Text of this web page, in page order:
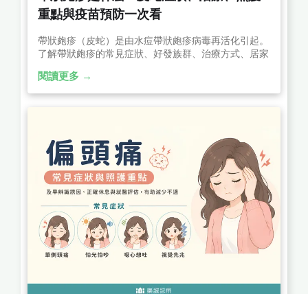
重點與疫苗預防一次看
帶狀皰疹（皮蛇）是由水痘帶狀皰疹病毒再活化引起。
了解帶狀皰疹的常見症狀、好發族群、治療方式、居家
關鍵。
閱讀更多 →